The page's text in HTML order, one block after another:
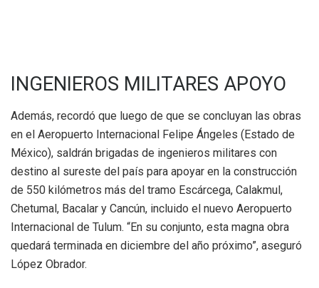
INGENIEROS MILITARES APOYO
Además, recordó que luego de que se concluyan las obras
en el Aeropuerto Internacional Felipe Ángeles (Estado de
México), saldrán brigadas de ingenieros militares con
destino al sureste del país para apoyar en la construcción
de 550 kilómetros más del tramo Escárcega, Calakmul,
Chetumal, Bacalar y Cancún, incluido el nuevo Aeropuerto
Internacional de Tulum. “En su conjunto, esta magna obra
quedará terminada en diciembre del año próximo”, aseguró
López Obrador.